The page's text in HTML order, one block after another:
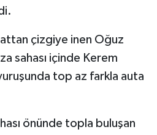
çizgiye inen Oğuz
sahası içinde Kerem
top az farkla auta
önünde topla buluşan